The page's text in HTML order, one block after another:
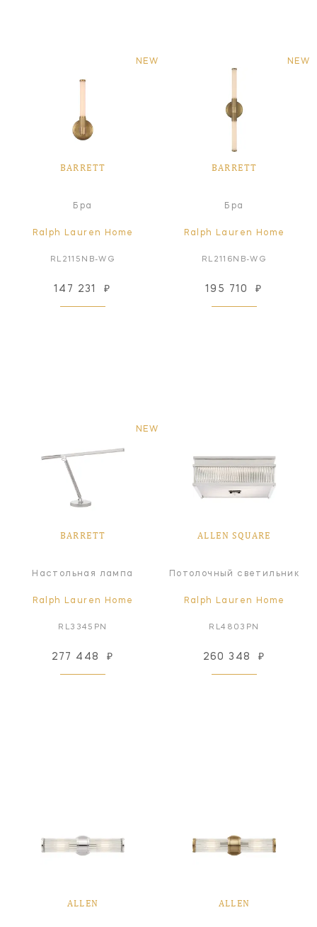
NEW
BARRETT
Бра
Ralph Lauren Home
RL2115NB-WG
147 231 ₽
NEW
BARRETT
Бра
Ralph Lauren Home
RL2116NB-WG
195 710 ₽
NEW
BARRETT
Настольная лампа
Ralph Lauren Home
RL3345PN
277 448 ₽
ALLEN SQUARE
Потолочный светильник
Ralph Lauren Home
RL4803PN
260 348 ₽
ALLEN ALLEN